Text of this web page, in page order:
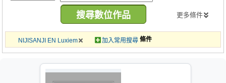
攤位轉讓區
會員功能選單
會員中心
更多條件
條件
NIJISANJI EN Luxiem 加入常用搜尋